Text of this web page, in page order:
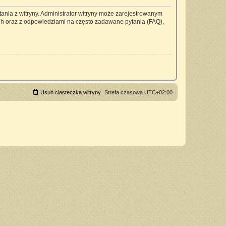
z witryny. Administrator witryny może zarejestrowanym
z odpowiedziami na często zadawane pytania (FAQ),
Strefa czasowa UTC+02:00
Usuń ciasteczka witryny